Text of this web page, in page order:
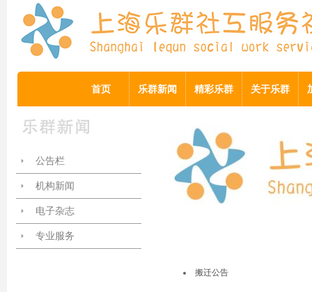
首页 乐群新闻 精彩乐群 关于乐群
公告栏
机构新闻
电子杂志
专业服务
搬迁公告